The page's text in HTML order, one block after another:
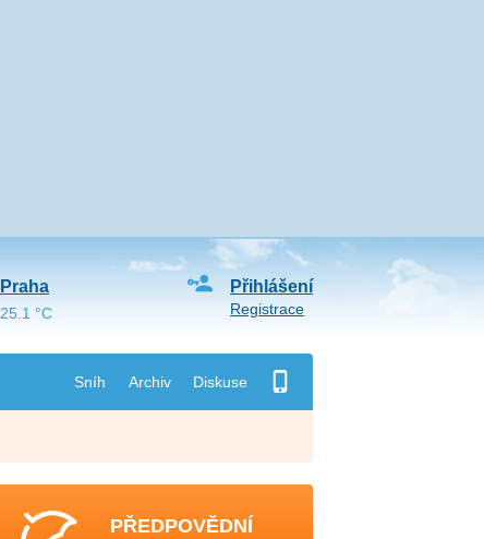
Sníh Archiv Diskuse
Přihlášení
Registrace
Praha
25.1 °C
PŘEDPOVĚDNÍ